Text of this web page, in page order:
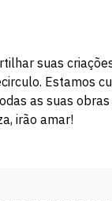
suas
Estamos
as suas obras
irão amar!